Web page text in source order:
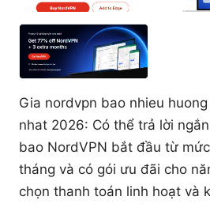
Gia nordvpn bao nhieu
nhat 2026: Có thể trả lời
bao NordVPN bắt đầu từ
tháng và có gói ưu đãi cho
chọn thanh toán linh hoạt và